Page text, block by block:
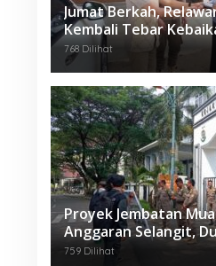
Jumat Berkah,
Kembali Tebar
Nasi Kotak
768 Dilihat
Proyek Jembatan
Anggaran Selangit,
Korupsi
759 Dilihat